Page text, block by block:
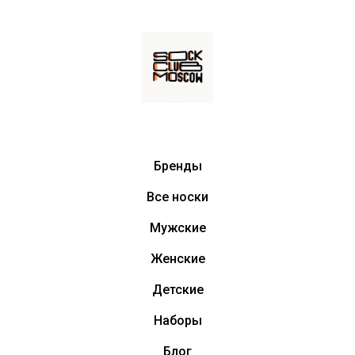
Бренды
Все носки
Мужские
Женские
Детские
Наборы
Блог